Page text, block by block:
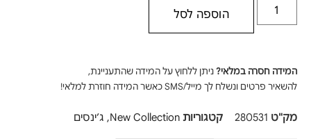
הוספה לסל
המידה חסרה במלאי?ניתן ללחוץ על המידה שהתעניינת,
להשאיר פרטים ונשלח לך מייל/SMS כאשר המידה חוזרת למלאי!
מק"ט 280531 קטגוריות New Collection
, ג׳ינסים